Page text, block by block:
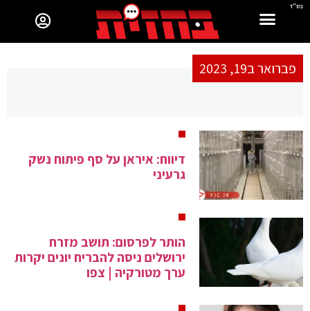
בס"ד
פברואר ב19, 2023
דיווח: איראן על סף פיתוח נשק
גרעיני
הותר לפרסום: תושב מזרח
ירושלים ניסה להבריח יונים יקרות
ערך מטורקיה | צפו